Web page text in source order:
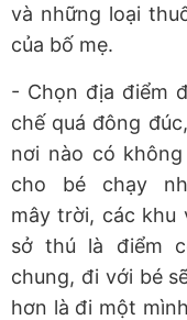
và những loại
của bố mẹ.
- Chọn địa điểm
chế quá đông
nơi nào có
cho bé chạy
mây trời, các khu
sở thú là điểm
chung, đi với bé
hơn là đi một